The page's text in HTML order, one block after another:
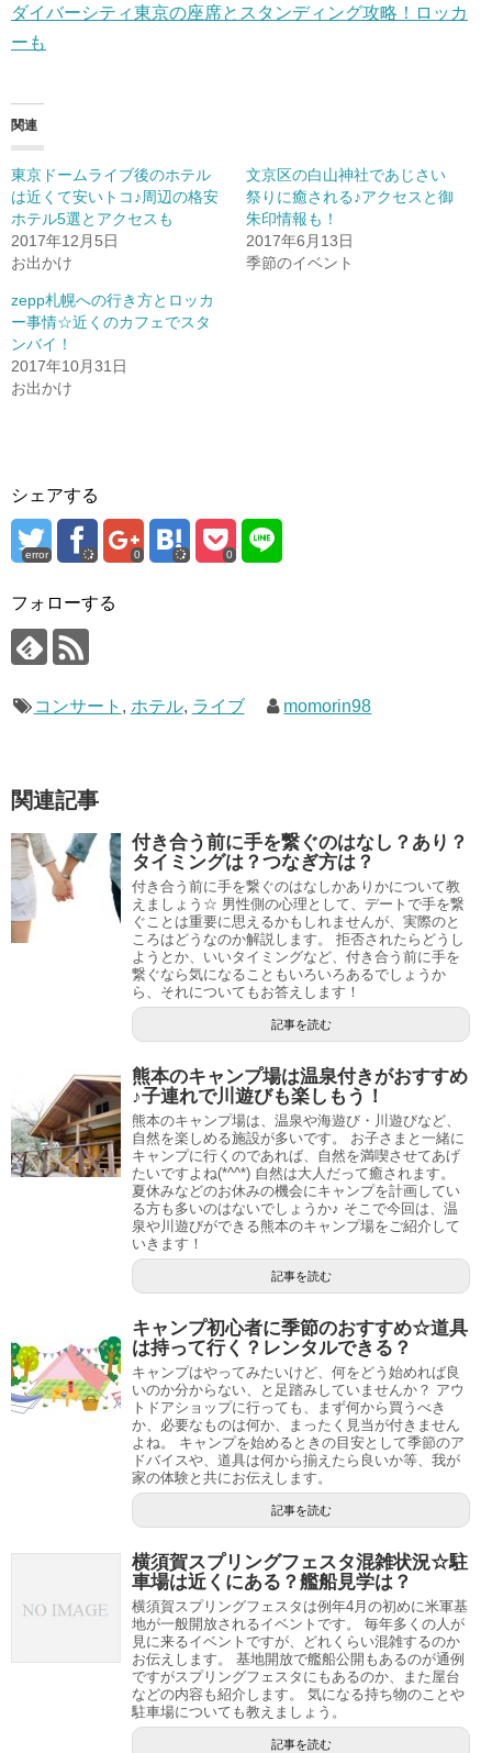
ダイバーシティ東京の座席とスタンディング攻略！ロッカ
ーも
関連
東京ドームライブ後のホテル
は近くて安いトコ♪周辺の格安
ホテル5選とアクセスも
2017年12月5日
お出かけ
文京区の白山神社であじさい
祭りに癒される♪アクセスと御
朱印情報も！
2017年6月13日
季節のイベント
zepp札幌への行き方とロッカ
ー事情☆近くのカフェでスタ
ンバイ！
2017年10月31日
お出かけ
シェアする
error 0 0
フォローする
コンサート , ホテル, ライブ momorin98
関連記事
付き合う前に手を繋ぐのはなし？あり？
タイミングは？つなぎ方は？
付き合う前に手を繋ぐのはなしかありかについて教
えましょう☆ 男性側の心理として、デートで手を繋
ぐことは重要に思えるかもしれませんが、実際のと
ころはどうなのか解説します。 拒否されたらどうし
ようとか、いいタイミングなど、付き合う前に手を
繋ぐなら気になることもいろいろあるでしょうか
ら、それについてもお答えします！
記事を読む
熊本のキャンプ場は温泉付きがおすすめ
♪子連れで川遊びも楽しもう！
熊本のキャンプ場は、温泉や海遊び・川遊びなど、
自然を楽しめる施設が多いです。 お子さまと一緒に
キャンプに行くのであれば、自然を満喫させてあげ
たいですよね(*^^*) 自然は大人だって癒されます。
夏休みなどのお休みの機会にキャンプを計画してい
る方も多いのはないでしょうか♪ そこで今回は、温
泉や川遊びができる熊本のキャンプ場をご紹介して
いきます！
記事を読む
キャンプ初心者に季節のおすすめ☆道具
は持って行く？レンタルできる？
キャンプはやってみたいけど、何をどう始めれば良
いのか分からない、と足踏みしていませんか？ アウ
トドアショップに行っても、まず何から買うべき
か、必要なものは何か、まったく見当が付きません
よね。 キャンプを始めるときの目安として季節のア
ドバイスや、道具は何から揃えたら良いか等、我が
家の体験と共にお伝えします。
記事を読む
横須賀スプリングフェスタ混雑状況☆駐
車場は近くにある？艦船見学は？
横須賀スプリングフェスタは例年4月の初めに米軍基
地が一般開放されるイベントです。 毎年多くの人が
見に来るイベントですが、どれくらい混雑するのか
お伝えします。 基地開放で艦船公開もあるのが通例
ですがスプリングフェスタにもあるのか、また屋台
などの内容も紹介します。 気になる持ち物のことや
駐車場についても教えましょう。
記事を読む